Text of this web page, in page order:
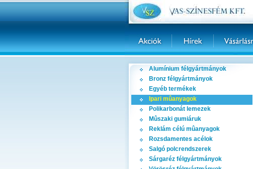
Alumínium félgyártmányok
Bronz félgyártmányok
Egyéb termékek
Ipari mûanyagok
Polikarbonát lemezek
Mûszaki gumiáruk
Reklám célú mûanyagok
Rozsdamentes acélok
Salgó polcrendszerek
Sárgaréz félgyártmányok